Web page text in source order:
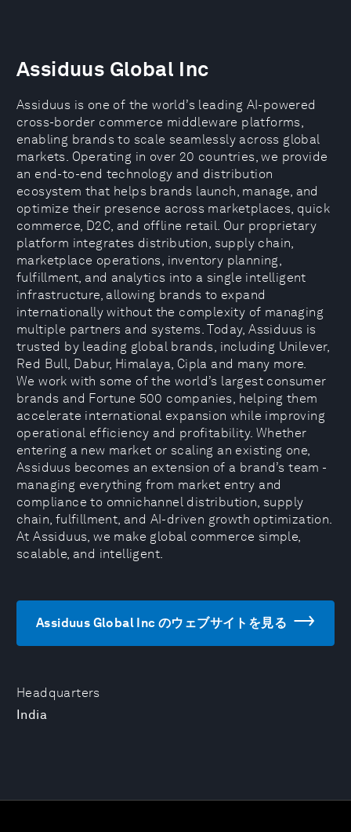
Headquarters
India
Assiduus Global Inc
Assiduus is one of the world’s leading AI-powered
cross-border commerce middleware platforms,
enabling brands to scale seamlessly across global
markets. Operating in over 20 countries, we provide
an end-to-end technology and distribution
ecosystem that helps brands launch, manage, and
optimize their presence across marketplaces, quick
commerce, D2C, and offline retail. Our proprietary
platform integrates distribution, supply chain,
marketplace operations, inventory planning,
fulfillment, and analytics into a single intelligent
infrastructure, allowing brands to expand
internationally without the complexity of managing
multiple partners and systems. Today, Assiduus is
trusted by leading global brands, including Unilever,
Red Bull, Dabur, Himalaya, Cipla and many more.
We work with some of the world’s largest consumer
brands and Fortune 500 companies, helping them
accelerate international expansion while improving
operational efficiency and profitability. Whether
entering a new market or scaling an existing one,
Assiduus becomes an extension of a brand’s team -
managing everything from market entry and
compliance to omnichannel distribution, supply
chain, fulfillment, and AI-driven growth optimization.
At Assiduus, we make global commerce simple,
scalable, and intelligent.
Assiduus Global Inc のウェブサイトを見る